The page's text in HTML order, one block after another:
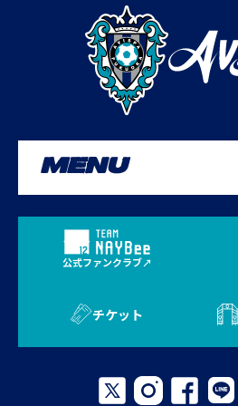
MENU
公式ファンクラブ
チケット